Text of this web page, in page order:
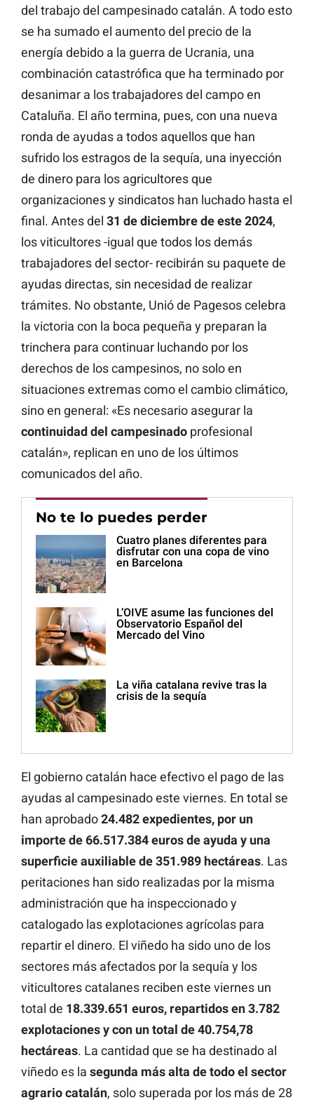
del trabajo del campesinado catalán. A todo esto
se ha sumado el aumento del precio de la
energía debido a la guerra de Ucrania, una
combinación catastrófica que ha terminado por
desanimar a los trabajadores del campo en
Cataluña. El año termina, pues, con una nueva
ronda de ayudas a todos aquellos que han
sufrido los estragos de la sequía, una inyección
de dinero para los agricultores que
organizaciones y sindicatos han luchado hasta el
final. Antes del 31 de diciembre de este 2024,
los viticultores -igual que todos los demás
trabajadores del sector- recibirán su paquete de
ayudas directas, sin necesidad de realizar
trámites. No obstante, Unió de Pagesos celebra
la victoria con la boca pequeña y preparan la
trinchera para continuar luchando por los
derechos de los campesinos, no solo en
situaciones extremas como el cambio climático,
sino en general: «Es necesario asegurar la
continuidad del campesinado profesional
catalán», replican en uno de los últimos
comunicados del año.
No te lo puedes perder
Cuatro planes diferentes para
disfrutar con una copa de vino
en Barcelona
L’OIVE asume las funciones del
Observatorio Español del
Mercado del Vino
La viña catalana revive tras la
crisis de la sequía
El gobierno catalán hace efectivo el pago de las
ayudas al campesinado este viernes. En total se
han aprobado24.482 expedientes, por un
importe de 66.517.384 euros de ayuda y una
superficie auxiliable de 351.989 hectáreas. Las
peritaciones han sido realizadas por la misma
administración que ha inspeccionado y
catalogado las explotaciones agrícolas para
repartir el dinero. El viñedo ha sido uno de los
sectores más afectados por la sequía y los
viticultores catalanes reciben este viernes un
total de 18.339.651 euros, repartidos en 3.782
explotaciones y con un total de 40.754,78
hectáreas. La cantidad que se ha destinado al
viñedo es la segunda más alta de todo el sector
agrario catalán, solo superada por los más de 28